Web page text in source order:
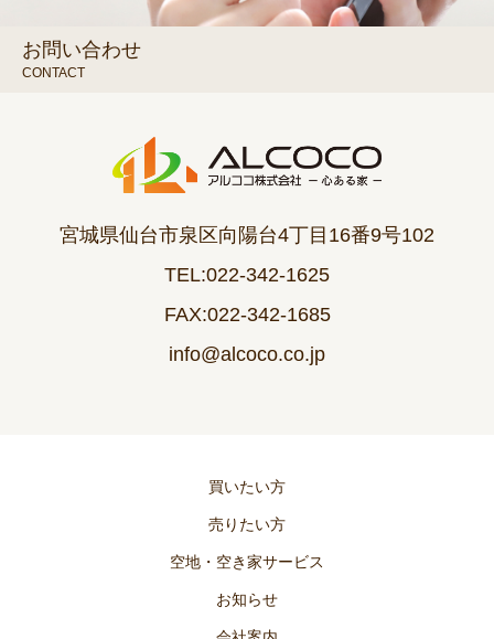
お問い合わせ
CONTACT
宮城県仙台市泉区向陽台4丁目16番9号102
TEL:022-342-1625
FAX:022-342-1685
info@alcoco.co.jp
買いたい方
売りたい方
空地・空き家サービス
お知らせ